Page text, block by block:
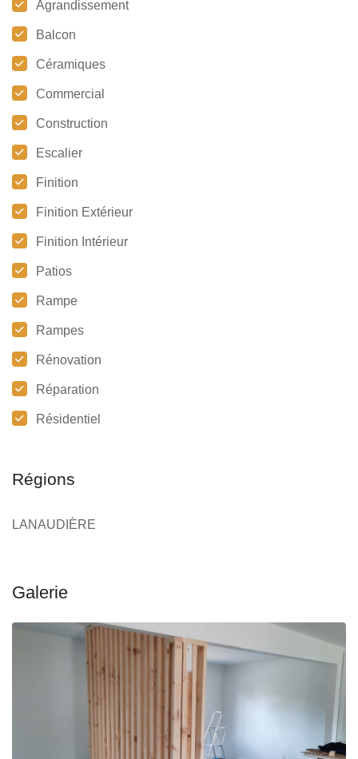
Agrandissement
Balcon
Céramiques
Commercial
Construction
Escalier
Finition
Finition Extérieur
Finition Intérieur
Patios
Rampe
Rampes
Rénovation
Réparation
Résidentiel
Régions
LANAUDIÈRE